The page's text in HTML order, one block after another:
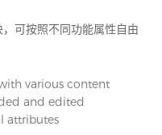
可按照不同功能属性自由
various content
and edited
attributes